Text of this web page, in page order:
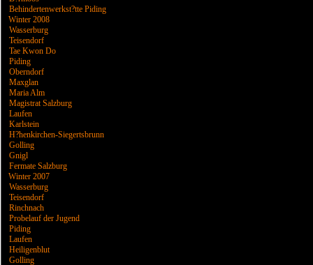
Behindertenwerkst?tte Piding
Winter 2008
Wasserburg
Teisendorf
Tae Kwon Do
Piding
Oberndorf
Maxglan
Maria Alm
Magistrat Salzburg
Laufen
Karlstein
H?henkirchen-Siegertsbrunn
Golling
Gnigl
Fermate Salzburg
Winter 2007
Wasserburg
Teisendorf
Rinchnach
Probelauf der Jugend
Piding
Laufen
Heiligenblut
Golling